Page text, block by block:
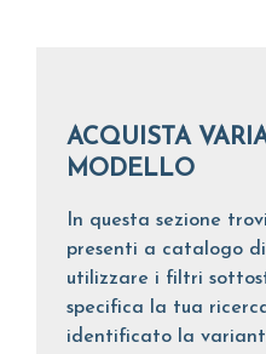
ACQUISTA VARIANTI DEL
MODELLO
In questa sezione
presenti a catalogo
utilizzare i filtri
specifica la tua
identificato la